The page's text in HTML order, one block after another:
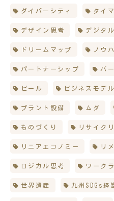
ダイバーシティ タイ
デザイン思考 デジタル
ドリームマップ ノウ
パートナーシップ バ
ビール ビジネスモデル
プラント設備 ムダ
ものづくり リサイク
リニアエコノミー リ
ロジカル思考 ワーク
世界遺産 九州SDGs経